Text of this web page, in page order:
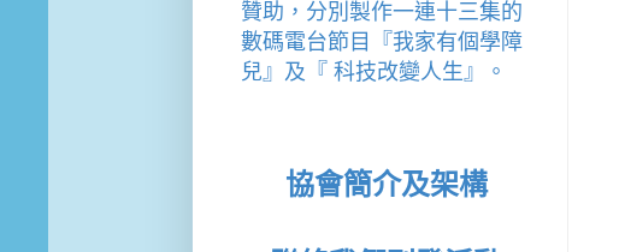
贊助，分別製作一連十三集的
數碼電台節目『我家有個學障
兒』及『 科技改變人生』。
協會簡介及架構